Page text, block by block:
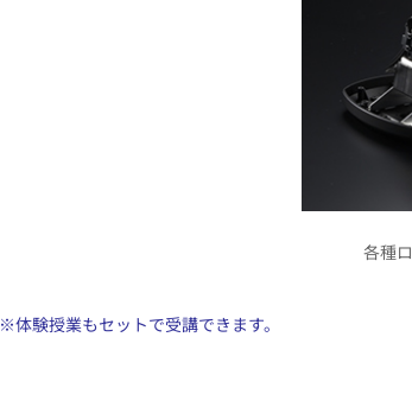
各種
※体験授業もセットで受講できます。